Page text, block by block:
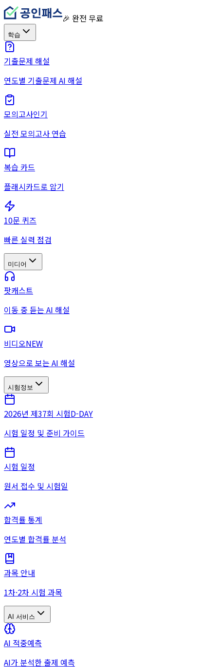
🎉 완전 무료
학습
기출문제 해설
연도별 기출문제 AI 해설
모의고사인기
실전 모의고사 연습
복습 카드
플래시카드로 암기
10문 퀴즈
빠른 실력 점검
미디어
팟캐스트
이동 중 듣는 AI 해설
비디오NEW
영상으로 보는 AI 해설
시험정보
2026년 제37회 시험D-DAY
시험 일정 및 준비 가이드
시험 일정
원서 접수 및 시험일
합격률 통계
연도별 합격률 분석
과목 안내
1차·2차 시험 과목
AI 서비스
AI 적중예측
AI가 분석한 출제 예측